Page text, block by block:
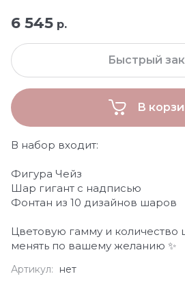
6 545 р.
В
Быстрый
В набор входит:
Фигура Чейз
Шар гигант с надписью
Фонтан из 10 дизайнов шаров
Цветовую гамму и
менять по вашему желанию ✨
Артикул: нет